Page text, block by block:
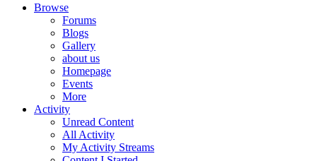
Browse
Forums
Blogs
Gallery
about us
Homepage
Events
More
Activity
Unread Content
All Activity
My Activity Streams